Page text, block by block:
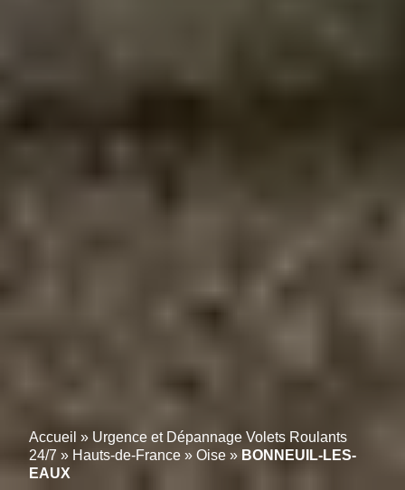
Accueil » Urgence et Dépannage Volets Roulants
24/7 » Hauts-de-France » Oise » BONNEUIL-LES-
EAUX